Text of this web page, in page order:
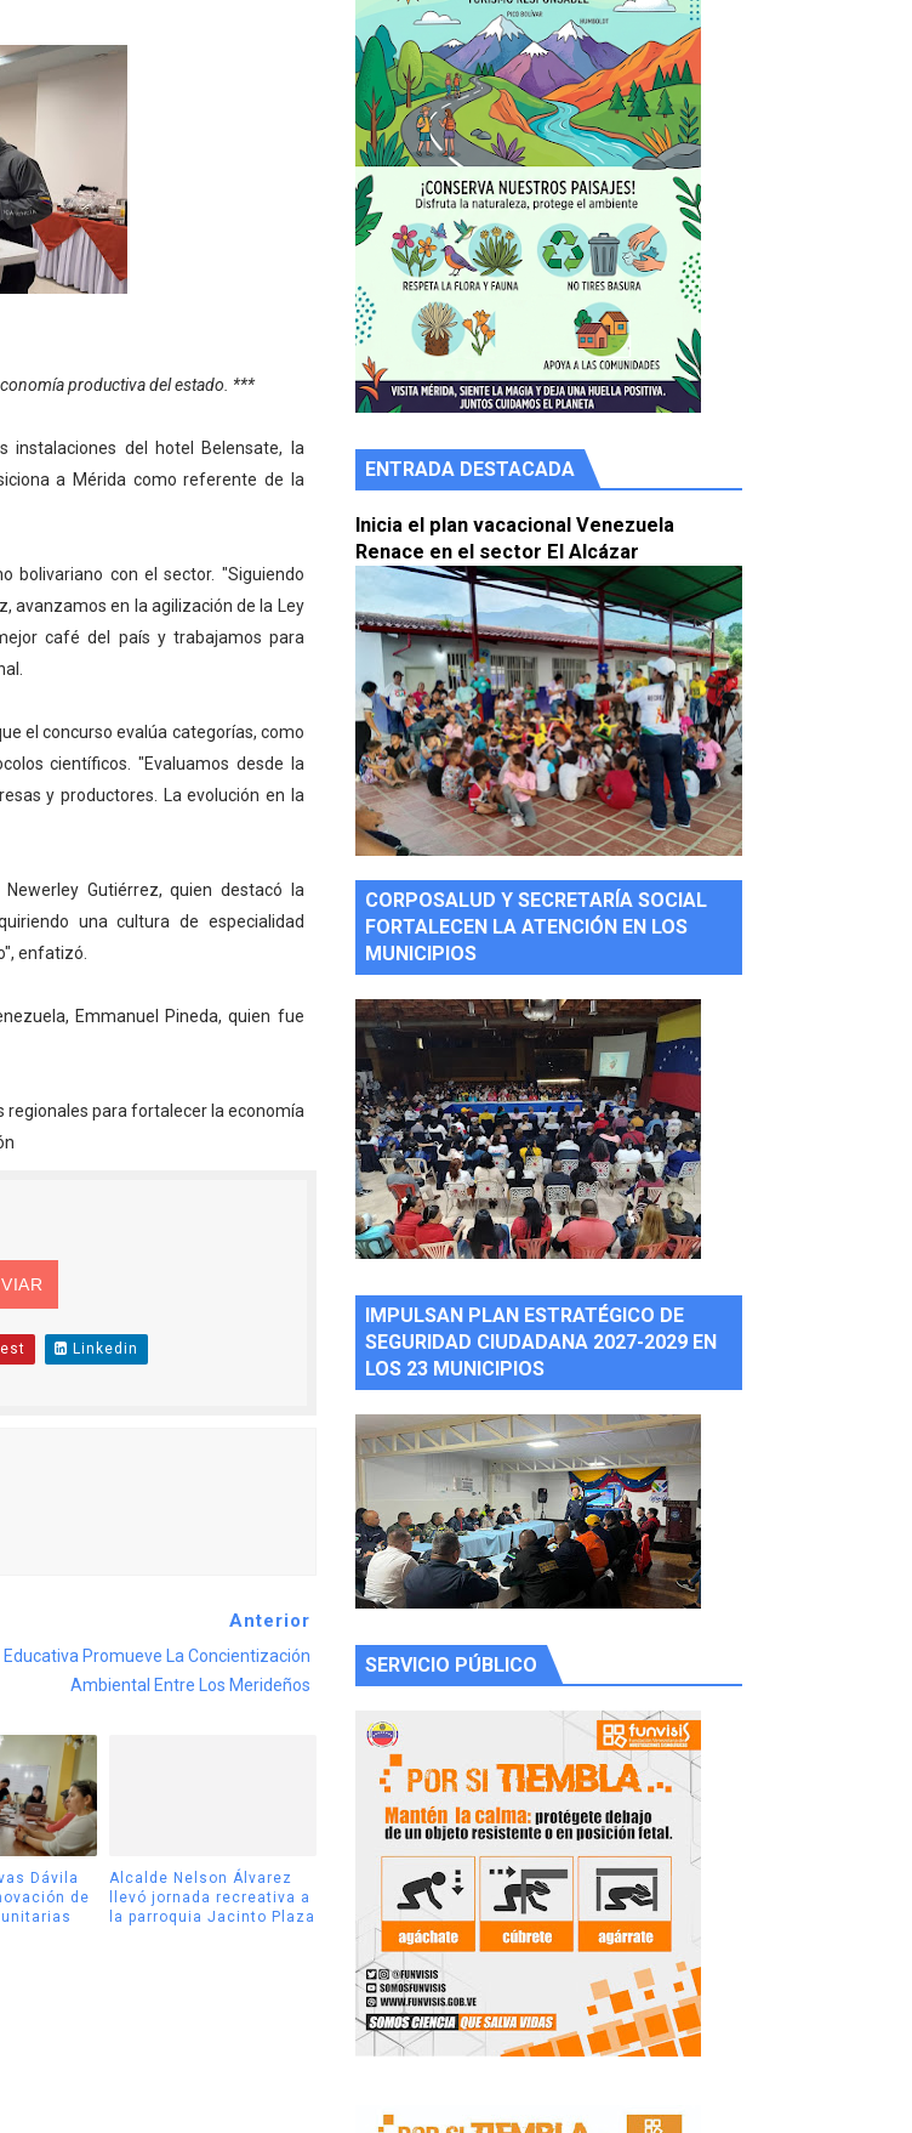
el inicio de una vida saludable
2027-2029 en los 23 municipios
de marcas y patentes
comunal en Mérida
sanitaria en Ejido
instalación del detector Cherenkov de agua
Venezuela, edición Mérida
sociales en Mérida
993 nuevos bachilleres de Mérida
la activación de dos quirófanos
productiva del estado. ***
instalaciones del hotel Belensate, la
a Mérida como referente de la
bolivariano con el sector. "Siguiendo
avanzamos en la agilización de la Ley
café del país y trabajamos para
el concurso evalúa categorías, como
científicos. "Evaluamos desde la
y productores. La evolución en la
Gutiérrez, quien destacó la
una cultura de especialidad
enfatizó.
Emmanuel Pineda, quien fue
regionales para fortalecer la economía
Linkedin
Anterior
Educativa Promueve La Concientización
Ambiental Entre Los Merideños
Dávila
de
Alcalde Nelson Álvarez
llevó jornada recreativa a
la parroquia Jacinto Plaza
ENTRADA DESTACADA
Inicia el plan vacacional Venezuela
Renace en el sector El Alcázar
CORPOSALUD Y SECRETARÍA SOCIAL
FORTALECEN LA ATENCIÓN EN LOS
MUNICIPIOS
IMPULSAN PLAN ESTRATÉGICO DE
SEGURIDAD CIUDADANA 2027-2029 EN
LOS 23 MUNICIPIOS
SERVICIO PÚBLICO